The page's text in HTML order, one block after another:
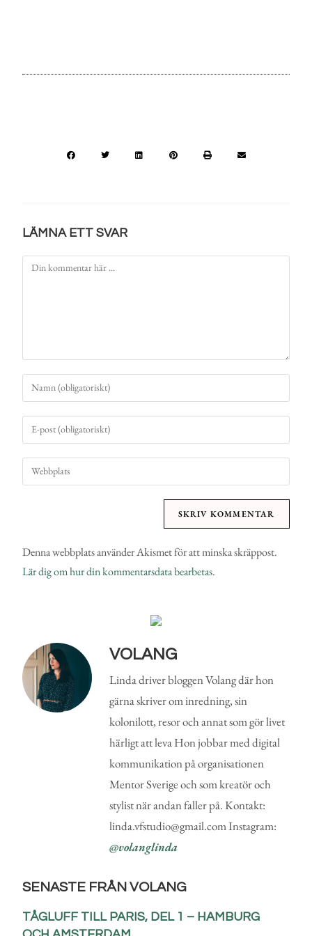
LÄMNA ETT SVAR
Denna webbplats använder Akismet för att minska skräppost.
Lär dig om hur din kommentarsdata bearbetas.
VOLANG
Linda driver bloggen Volang där hon
gärna skriver om inredning, sin
kolonilott, resor och annat som gör livet
härligt att leva Hon jobbar med digital
kommunikation på organisationen
Mentor Sverige och som kreatör och
stylist när andan faller på. Kontakt:
linda.vfstudio@gmail.com Instagram:
@volanglinda
SENASTE FRÅN VOLANG
TÅGLUFF TILL PARIS, DEL 1 – HAMBURG